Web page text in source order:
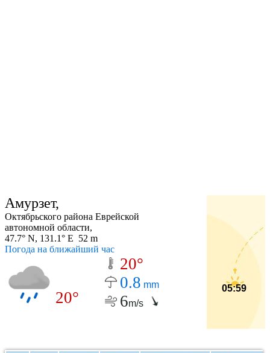
Амурзет,
Октябрьского района Еврейской
автономной области,
47.7° N, 131.1° E 52 m
Погода на ближайший час
20°
20°
0.8 mm
6m/s
05:59